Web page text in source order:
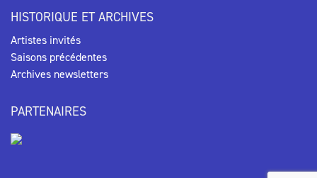
HISTORIQUE ET ARCHIVES
Artistes invités
Saisons précédentes
Archives newsletters
PARTENAIRES